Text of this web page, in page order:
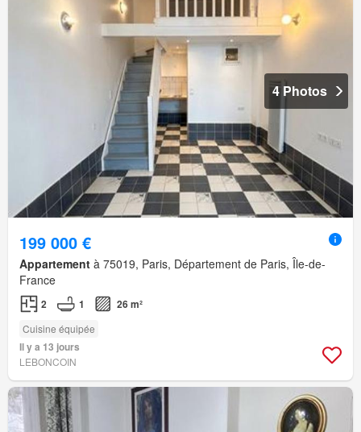
4 Photos
199 000 €
Appartement à 75019, Paris, Département de Paris, Île-de-
France
2 1 26 m²
Cuisine équipée
Il y a 13 jours
LEBONCOIN